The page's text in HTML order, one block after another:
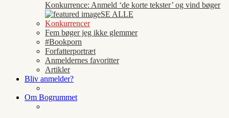
Konkurrence: Anmeld ‘de korte tekster’ og vind bøger
SE ALLE
Konkurrencer
Fem bøger jeg ikke glemmer
#Bookporn
Forfatterportræt
Anmeldernes favoritter
Artikler
Bliv anmelder?
Om Bogrummet